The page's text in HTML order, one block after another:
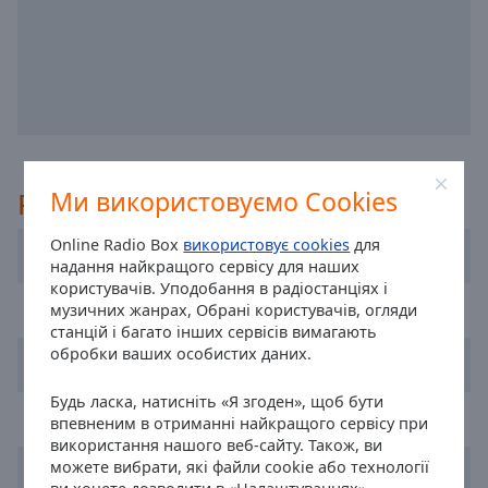
Ми використовуємо Cookies
Online Radio Box використовує cookies для
надання найкращого сервісу для наших
користувачів. Уподобання в радіостанціях і
музичних жанрах, Обрані користувачів, огляди
станцій і багато інших сервісів вимагають
обробки ваших особистих даних.
Будь ласка, натисніть «Я згоден», щоб бути
впевненим в отриманні найкращого сервісу при
використання нашого веб-сайту. Також, ви
можете вибрати, які файли cookie або технології
Fullscreen
This
modal
window.
Beginning
window.
Escape
Рекомендовані
VOX FM
Radio Zlote Przeboje
Radio Eska
Polskie Radio - Trojka
Radio ZET